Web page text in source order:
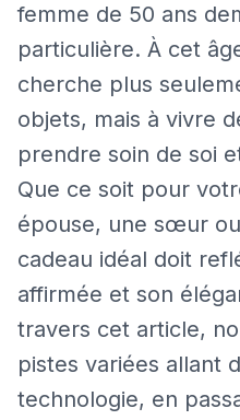
femme de 50 ans
particulière. À cet
cherche plus
objets, mais à vivre
prendre soin de soi
Que ce soit pour
épouse, une sœur
cadeau idéal doit
affirmée et son
travers cet article,
pistes variées allant
technologie, en